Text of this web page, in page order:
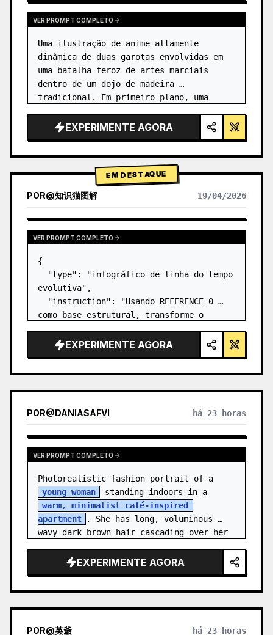
VER PROMPT COMPLETO
Uma ilustração de anime altamente
dinâmica de duas garotas envolvidas em
uma batalha feroz de artes marciais
dentro de um dojo de madeira
tradicional. Em primeiro plano, uma
hair" default="cabelo preto em um coque
alto co…
EXPERIMENTE AGORA
EM DESTAQUE
POR@知识猫图解 19/04/2026
VER PROMPT COMPLETO
{
  "type": "infográfico de linha do tempo
evolutiva",
  "instruction": "Usando REFERENCE_0
como base estrutural, transforme o
3D altamente realista. Substitua as
rampas lisas por degraus de pedra
EXPERIMENTE AGORA
POR@DANIASAFVI há 23 horas
VER PROMPT COMPLETO
young woman
warm, minimalist café-inspired
apartment
. She has long, voluminous
wavy dark brown hair cascading over her
EXPERIMENTE AGORA
POR@英爺 há 23 horas